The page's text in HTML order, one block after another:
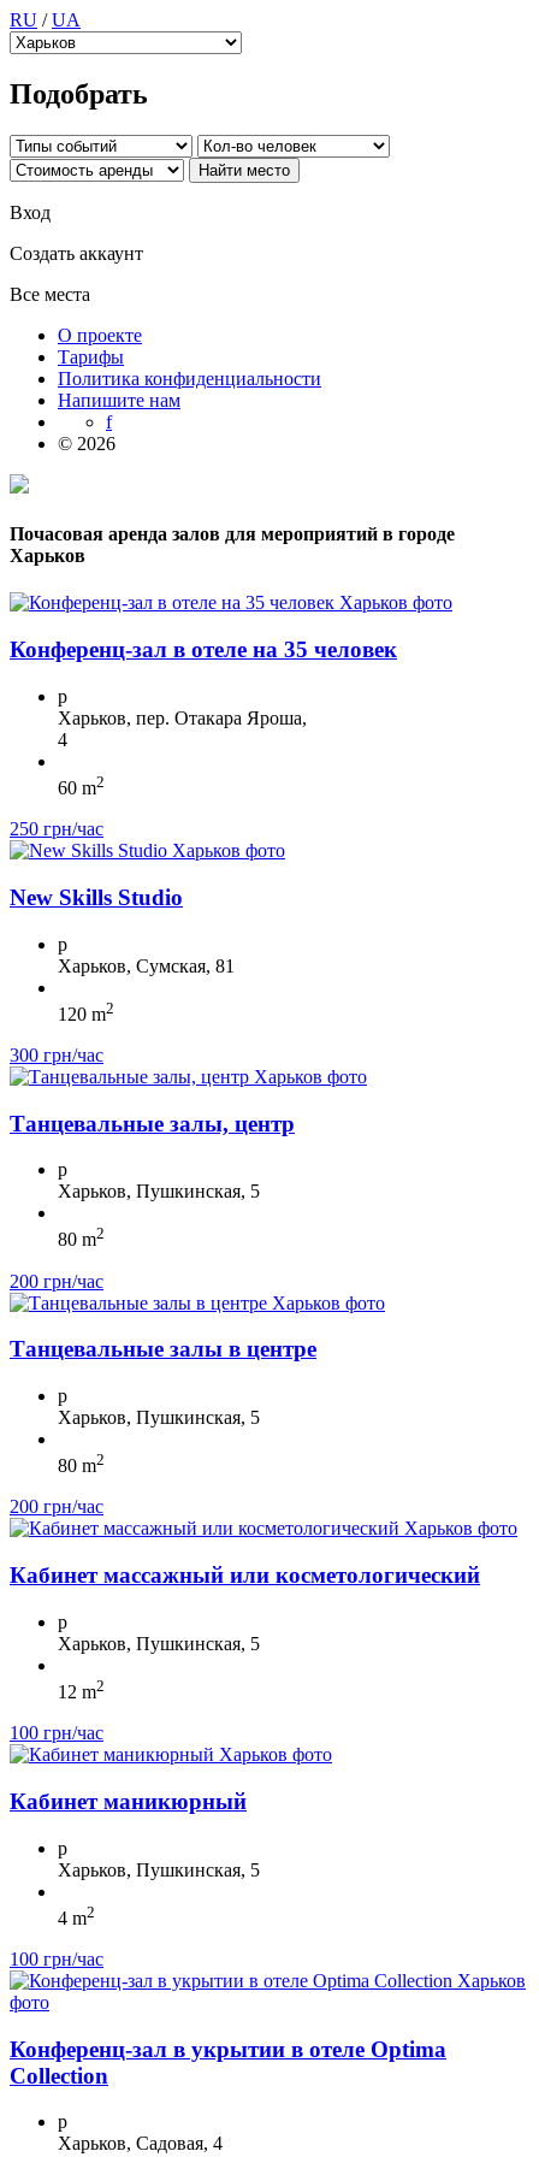
RU /UA
Подобрать
Вход
Создать аккаунт
Все места
О проекте
Тарифы
Политика конфиденциальности
Напишите нам
f
© 2026
Почасовая аренда залов для мероприятий в городе
Харьков
Конференц-зал в отеле на 35 человек
p
Харьков, пер. Отакара Яроша,
4
60 m2
250 грн/час
New Skills Studio
p
Харьков, Сумская, 81
120 m2
300 грн/час
Танцевальные залы, центр
p
Харьков, Пушкинская, 5
80 m2
200 грн/час
Танцевальные залы в центре
p
Харьков, Пушкинская, 5
80 m2
200 грн/час
Кабинет массажный или косметологический
p
Харьков, Пушкинская, 5
12 m2
100 грн/час
Кабинет маникюрный
p
Харьков, Пушкинская, 5
4 m2
100 грн/час
Конференц-зал в укрытии в отеле Optima
Collection
p
Харьков, Садовая, 4